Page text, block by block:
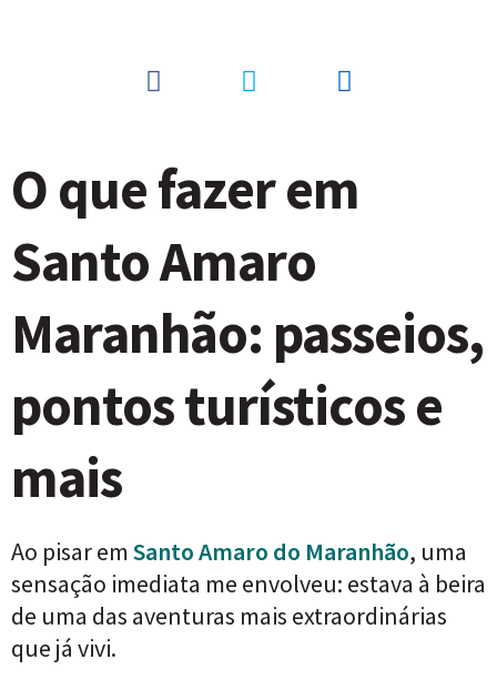
O que fazer em
Santo Amaro
Maranhão: passeios,
pontos turísticos e
mais
Ao pisar emSanto Amaro do Maranhão, uma
sensação imediata me envolveu: estava à beira
de uma das aventuras mais extraordinárias
que já vivi.